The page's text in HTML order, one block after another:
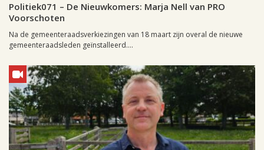
Politiek071 – De Nieuwkomers: Marja Nell van PRO
Voorschoten
Na de gemeenteraadsverkiezingen van 18 maart zijn overal de nieuwe
gemeenteraadsleden geïnstalleerd....